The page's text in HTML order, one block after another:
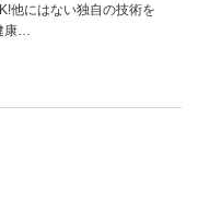
他にはない独自の技術を
康…